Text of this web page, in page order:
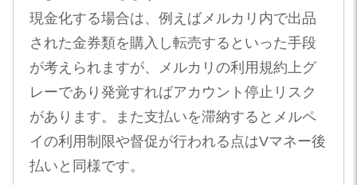
現金化する場合は、例えばメルカリ内で出品
された金券類を購入し転売するといった手段
が考えられますが、メルカリの利用規約上グ
レーであり発覚すればアカウント停止リスク
があります。また支払いを滞納するとメルペ
イの利用制限や督促が行われる点はVマネー後
払いと同様です。